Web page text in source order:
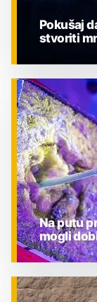
ZNANOST
Pokušaj
stvoriti
ZNANOST
Na putu
mogli